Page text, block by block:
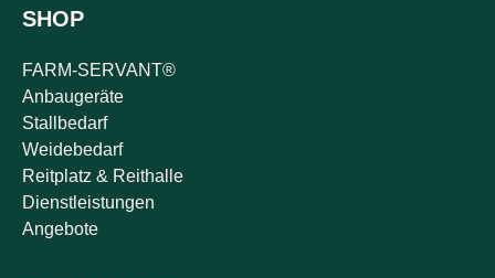
SHOP
FARM-SERVANT®
Anbaugeräte
Stallbedarf
Weidebedarf
Reitplatz & Reithalle
Dienstleistungen
Angebote